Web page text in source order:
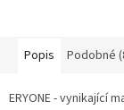
Popis Podobné
ERYONE - vynikající